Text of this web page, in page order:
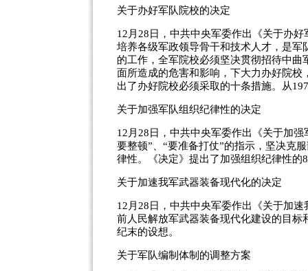
关于办好军队院校的决定
12月28日，中共中央军委作出《关于办
培养各级军政领导骨干和技术人才，是
的工作，全军院校必须坚决贯彻招待中
面所造成的危害和影响，下大力办好院
出了办好院校必须采取的十条措施。从
关于加强军队组织纪律性的决定
12月28日，中共中央军委作出《关于加
要整顿”、“要准备打仗”的指示，坚决克
律性。《决定》提出了加强组织纪律性的
关于加速我军武器装备现代化的决定
12月28日，中共中央军委作出《关于加
前人民解放军武器装备现代化建设的目标
纪末的设想。
关于军队编制体制的调整方案